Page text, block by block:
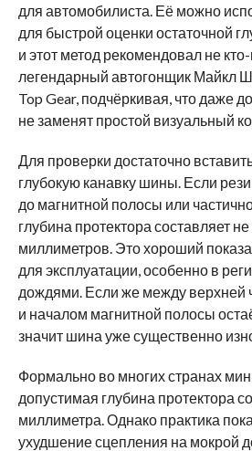
для автомобилиста. Её можно
для быстрой оценки остаточной
и этот метод рекомендовал не
легендарный автогонщик Майкл
Top Gear, подчёркивая, что даже
не заменят простой визуальный
Для проверки достаточно
глубокую канавку шины. Если
до магнитной полосы или
глубина протектора составляет
миллиметров. Это хороший
для эксплуатации, особенно в
дождями. Если же между верхней
и началом магнитной полосы
значит шина уже существенно
Формально во многих странах
допустимая глубина протектора
миллиметра. Однако практика
ухудшение сцепления на мокрой